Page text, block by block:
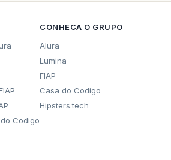
Codigo
CONHECA O GRUPO
Alura
Lumina
FIAP
Casa do Codigo
Hipsters.tech